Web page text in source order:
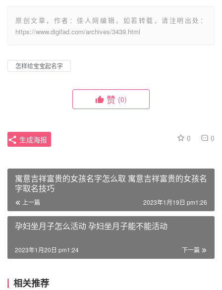
原创文章，作者：佳人网编辑，如若转载，请注明出处：
https://www.digifad.com/archives/3439.html
怎样给宝宝起名字
赞 (0)
0 0
生成海报
寓意吉祥富贵的女孩名字怎么取 寓意吉祥富贵的女孩名
字取名技巧
上一篇 2023年1月19日 pm1:26
孕妇坐月子怎么活动 孕妇坐月子能不能活动
下一篇
2023年1月20日 pm1:24
相关推荐